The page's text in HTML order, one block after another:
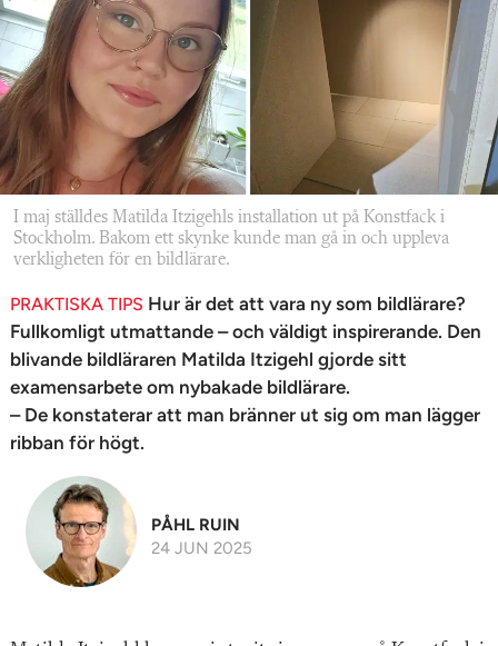
I maj ställdes Matilda Itzigehls installation ut på Konstfack i
Stockholm. Bakom ett skynke kunde man gå in och uppleva
verkligheten för en bildlärare.
PRAKTISKA TIPS Hur är det att vara ny som bildlärare?
Fullkomligt utmattande – och väldigt inspirerande. Den
blivande bildläraren Matilda Itzigehl gjorde sitt
examensarbete om nybakade bildlärare.
– De konstaterar att man bränner ut sig om man lägger
ribban för högt.
PÅHL RUIN
24 JUN 2025